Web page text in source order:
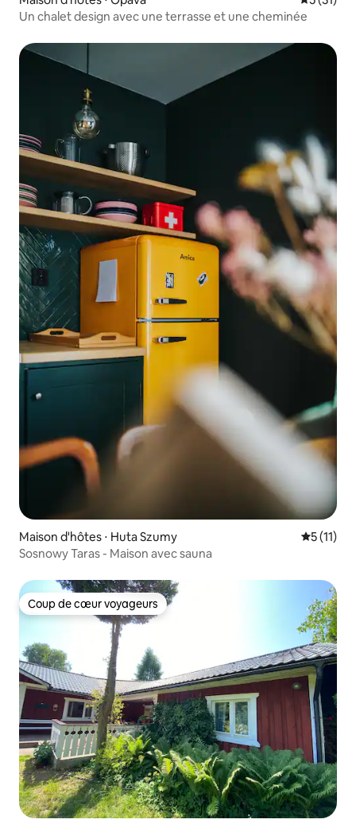
Un chalet design avec une terrasse et une cheminée
Maison d'hôtes ⋅ Huta Szumy
5 (11)
Sosnowy Taras - Maison avec sauna
Coup de cœur voyageurs
Coup de cœur voyageurs